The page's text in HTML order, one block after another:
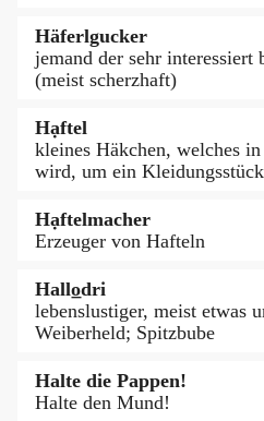
Häferlgucker
jemand der sehr interessiert
(meist scherzhaft)
Hạftel
kleines Häkchen, welches
wird, um ein
Hạftelmacher
Erzeuger von Hafteln
Hallo̲dri
lebenslustiger, meist etwas
Weiberheld; Spitzbube
Halte die Pappen!
Halte den Mund!